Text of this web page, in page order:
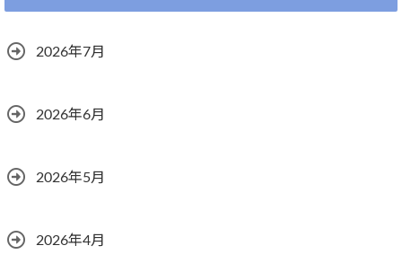
2026年7月
2026年6月
2026年5月
2026年4月